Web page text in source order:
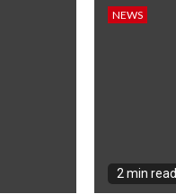
NEWS
2 min read